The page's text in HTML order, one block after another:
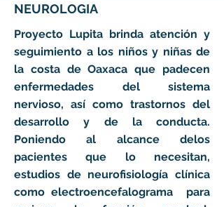
NEUROLOGIA
Proyecto Lupita brinda atención y
seguimiento a los niños y niñas de
la costa de Oaxaca que padecen
enfermedades del sistema
nervioso, así como trastornos del
desarrollo y de la conducta.
Poniendo al alcance delos
pacientes que lo necesitan,
estudios de neurofisiología clínica
como electroencefalograma para